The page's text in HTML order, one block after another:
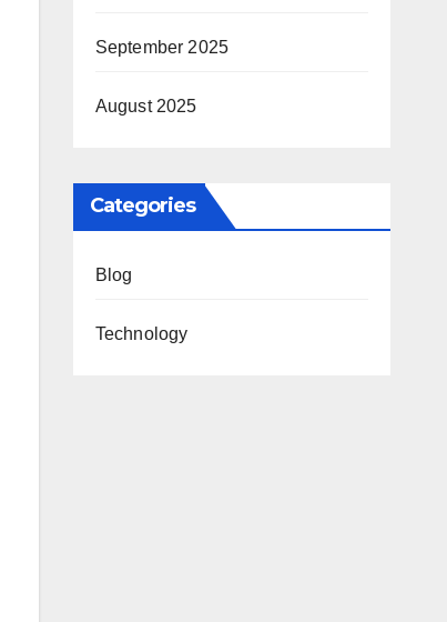
September 2025
August 2025
Categories
Blog
Technology